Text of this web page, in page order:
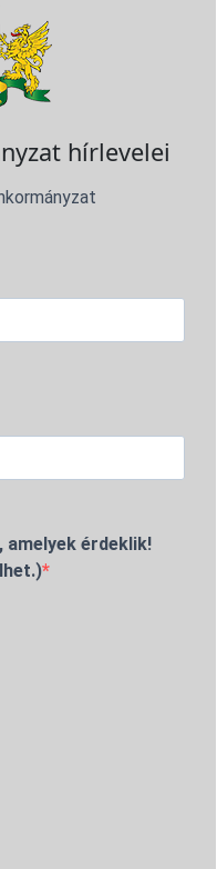
hírlevelei
érdeklik!